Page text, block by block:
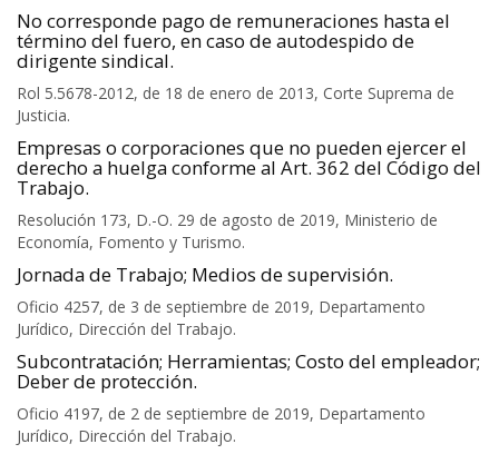
No corresponde pago de remuneraciones hasta el
término del fuero, en caso de autodespido de
dirigente sindical.
Rol 5.5678-2012, de 18 de enero de 2013, Corte Suprema de
Justicia.
Empresas o corporaciones que no pueden ejercer el
derecho a huelga conforme al Art. 362 del Código del
Trabajo.
Resolución 173, D.-O. 29 de agosto de 2019, Ministerio de
Economía, Fomento y Turismo.
Jornada de Trabajo; Medios de supervisión.
Oficio 4257, de 3 de septiembre de 2019, Departamento
Jurídico, Dirección del Trabajo.
Subcontratación; Herramientas; Costo del empleador;
Deber de protección.
Oficio 4197, de 2 de septiembre de 2019, Departamento
Jurídico, Dirección del Trabajo.